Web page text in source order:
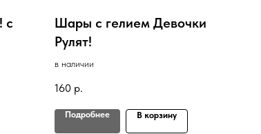
с
Шары с гелием Девочки
Рулят!
в наличии
160 р.
Подробнее В корзину